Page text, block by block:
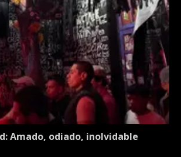
Amado, odiado, inolvidable